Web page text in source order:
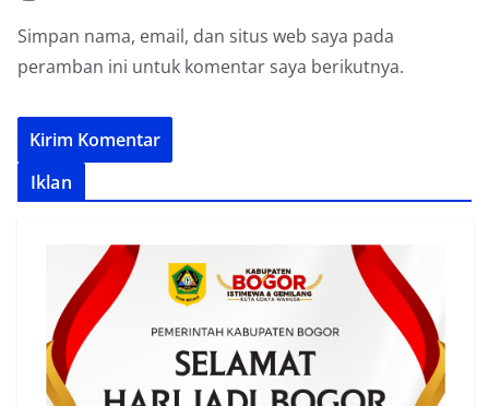
Simpan nama, email, dan situs web saya pada
peramban ini untuk komentar saya berikutnya.
Iklan